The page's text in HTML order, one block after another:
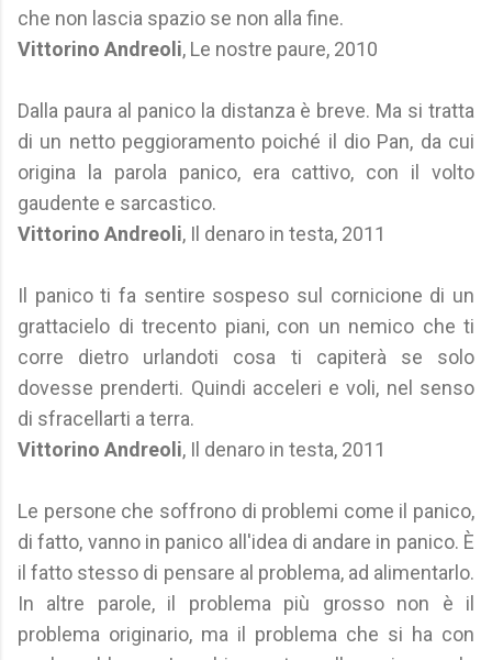
che non lascia spazio se non alla fine.
Vittorino Andreoli, Le nostre paure, 2010
Dalla paura al panico la distanza è breve. Ma si tratta
di un netto peggioramento poiché il dio Pan, da cui
origina la parola panico, era cattivo, con il volto
gaudente e sarcastico.
Vittorino Andreoli, Il denaro in testa, 2011
Il panico ti fa sentire sospeso sul cornicione di un
grattacielo di trecento piani, con un nemico che ti
corre dietro urlandoti cosa ti capiterà se solo
dovesse prenderti. Quindi acceleri e voli, nel senso
di sfracellarti a terra.
Vittorino Andreoli, Il denaro in testa, 2011
Le persone che soffrono di problemi come il panico,
di fatto, vanno in panico all'idea di andare in panico. È
il fatto stesso di pensare al problema, ad alimentarlo.
In altre parole, il problema più grosso non è il
problema originario, ma il problema che si ha con